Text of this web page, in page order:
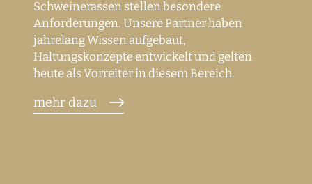
Schweinerassen stellen besondere
Anforderungen. Unsere Partner haben
jahrelang Wissen aufgebaut,
Haltungskonzepte entwickelt und gelten
heute als Vorreiter in diesem Bereich.
mehr dazu